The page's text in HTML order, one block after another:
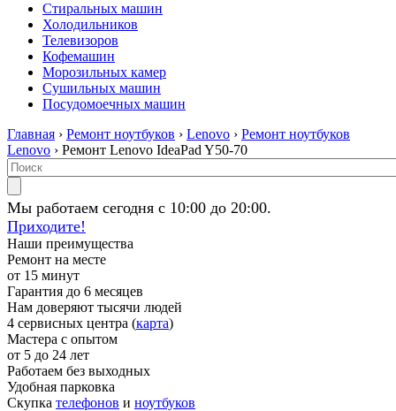
Стиральных машин
Холодильников
Телевизоров
Кофемашин
Морозильных камер
Сушильных машин
Посудомоечных машин
Главная › Ремонт ноутбуков › Lenovo › Ремонт ноутбуков
Lenovo › Ремонт Lenovo IdeaPad Y50-70
Мы работаем сегодня с 10:00 до 20:00.
Приходите!
Наши преимущества
Ремонт на месте
от 15 минут
Гарантия до 6 месяцев
Нам доверяют тысячи людей
4 сервисных центра (карта)
Мастера с опытом
от 5 до 24 лет
Работаем без выходных
Удобная парковка
Скупка телефонов и ноутбуков